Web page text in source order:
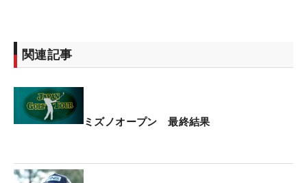
関連記事
ミズノオープン 最終結果